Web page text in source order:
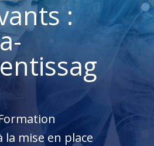
:
la mise en place